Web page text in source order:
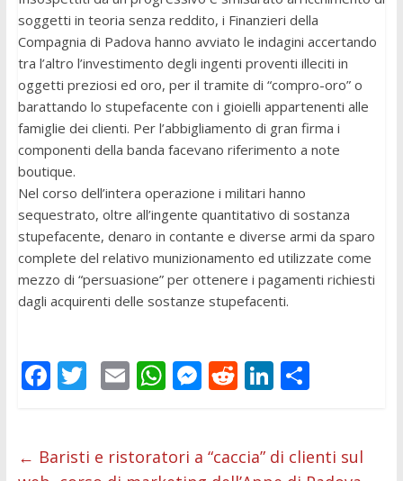
soggetti in teoria senza reddito, i Finanzieri della
Compagnia di Padova hanno avviato le indagini accertando
tra l’altro l’investimento degli ingenti proventi illeciti in
oggetti preziosi ed oro, per il tramite di “compro-oro” o
barattando lo stupefacente con i gioielli appartenenti alle
famiglie dei clienti. Per l’abbigliamento di gran firma i
componenti della banda facevano riferimento a note
boutique.
Nel corso dell’intera operazione i militari hanno
sequestrato, oltre all’ingente quantitativo di sostanza
stupefacente, denaro in contante e diverse armi da sparo
complete del relativo munizionamento ed utilizzate come
mezzo di “persuasione” per ottenere i pagamenti richiesti
dagli acquirenti delle sostanze stupefacenti.
F
b
T
er
E
l
W
s
M
e
R
di
Li
e
C
di
← Baristi e ristoratori a “caccia” di clienti sul